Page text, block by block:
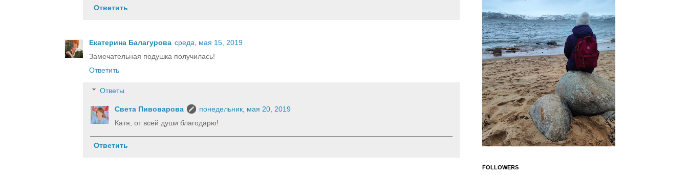
Ответить
Екатерина Балагурова среда, мая 15, 2019
Замечательная подушка получилась!
Ответить
Ответы
Света Пивоварова
понедельник, мая 20, 2019
Катя, от всей души благодарю!
Ответить
FOLLOWERS